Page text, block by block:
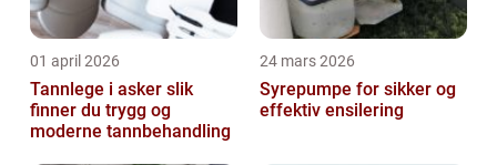
01 april 2026
Tannlege i asker slik
finner du trygg og
moderne tannbehandling
24 mars 2026
Syrepumpe for sikker og
effektiv ensilering